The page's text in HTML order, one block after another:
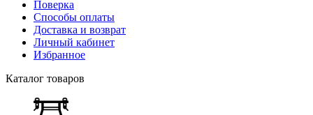
Поверка
Способы оплаты
Доставка и возврат
Личный кабинет
Избранное
Каталог товаров